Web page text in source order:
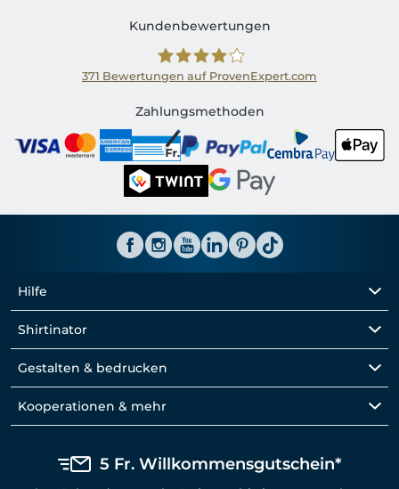
Kundenbewertungen
Shirtinator CH
371 Bewertungen auf ProvenExpert.com
Zahlungsmethoden
Hilfe
Shirtinator
Gestalten & bedrucken
Kooperationen & mehr
5 Fr. Willkommensgutschein*